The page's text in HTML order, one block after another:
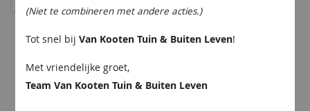
(Niet te combineren met andere acties.)
Tot snel bijVan Kooten Tuin & Buiten Leven!
Met vriendelijke groet,
Team Van Kooten Tuin & Buiten Leven